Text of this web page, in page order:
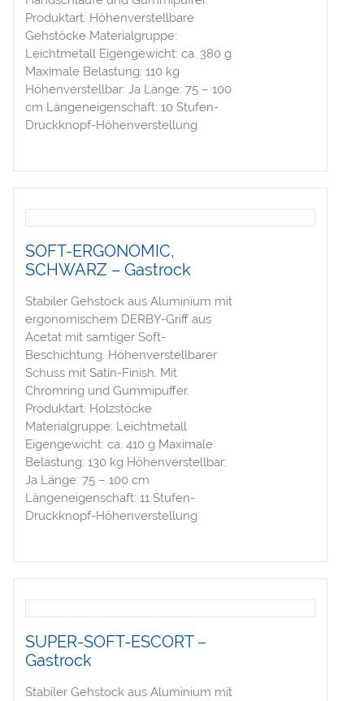
Produktart: Höhenverstellbare
Gehstöcke Materialgruppe:
Leichtmetall Eigengewicht: ca. 380 g
Maximale Belastung: 110 kg
Höhenverstellbar: Ja Länge: 75 – 100
cm Längeneigenschaft: 10 Stufen-
Druckknopf-Höhenverstellung
SOFT-ERGONOMIC,
SCHWARZ – Gastrock
Stabiler Gehstock aus Aluminium mit
ergonomischem DERBY-Griff aus
Acetat mit samtiger Soft-
Beschichtung. Höhenverstellbarer
Schuss mit Satin-Finish. Mit
Chromring und Gummipuffer.
Produktart: Holzstöcke
Materialgruppe: Leichtmetall
Eigengewicht: ca. 410 g Maximale
Belastung: 130 kg Höhenverstellbar:
Ja Länge: 75 – 100 cm
Längeneigenschaft: 11 Stufen-
Druckknopf-Höhenverstellung
SUPER-SOFT-ESCORT –
Gastrock
Stabiler Gehstock aus Aluminium mit